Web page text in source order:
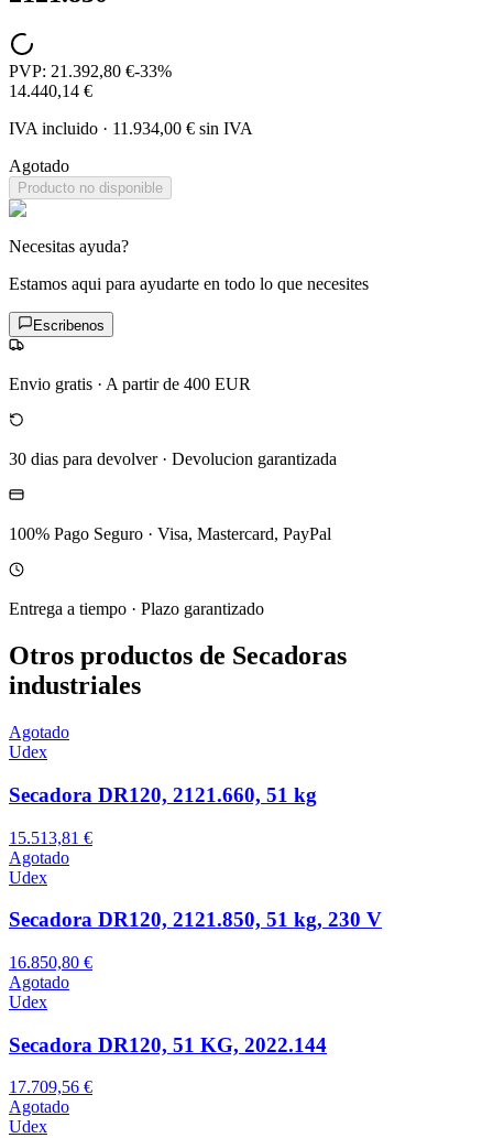
PVP: 21.392,80 €-33%
14.440,14 €
IVA incluido · 11.934,00 € sin IVA
Agotado
Producto no disponible
Necesitas ayuda?
Estamos aqui para ayudarte en todo lo que necesites
Escribenos
Envio gratis · A partir de 400 EUR
30 dias para devolver· Devolucion garantizada
100% Pago Seguro · Visa, Mastercard, PayPal
Entrega a tiempo · Plazo garantizado
Otros productos de Secadoras
industriales
Agotado
Udex
Secadora DR120, 2121.660, 51 kg
15.513,81 €
Agotado
Udex
Secadora DR120, 2121.850, 51 kg, 230 V
16.850,80 €
Agotado
Udex
Secadora DR120, 51 KG, 2022.144
17.709,56 €
Agotado
Udex